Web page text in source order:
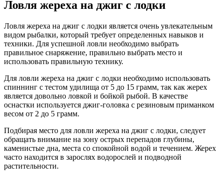
Ловля жереха на джиг с лодки
Ловля жереха на джиг с лодки является очень увлекательным
видом рыбалки, который требует определенных навыков и
техники. Для успешной ловли необходимо выбрать
правильное снаряжение, правильно выбрать место и
использовать правильную технику.
Для ловли жереха на джиг с лодки необходимо использовать
спиннинг с тестом удилища от 5 до 15 грамм, так как жерех
является довольно ловкой и бойкой рыбой. В качестве
оснастки используется джиг-головка с резиновым приманком
весом от 2 до 5 грамм.
Подбирая место для ловли жереха на джиг с лодки, следует
обращать внимание на зону острых перепадов глубины,
каменистые дна, места со спокойной водой и течением. Жерех
часто находится в зарослях водорослей и подводной
растительности.